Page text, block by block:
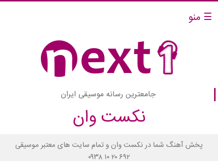
☰ منو
جامعترین رسانه موسیقی ایران
نکست وان
پخش آهنگ شما در نکست وان و تمام سایت های معتبر موسیقی
۰۹۳۸ ۱۰ ۲۰ ۶۹۲